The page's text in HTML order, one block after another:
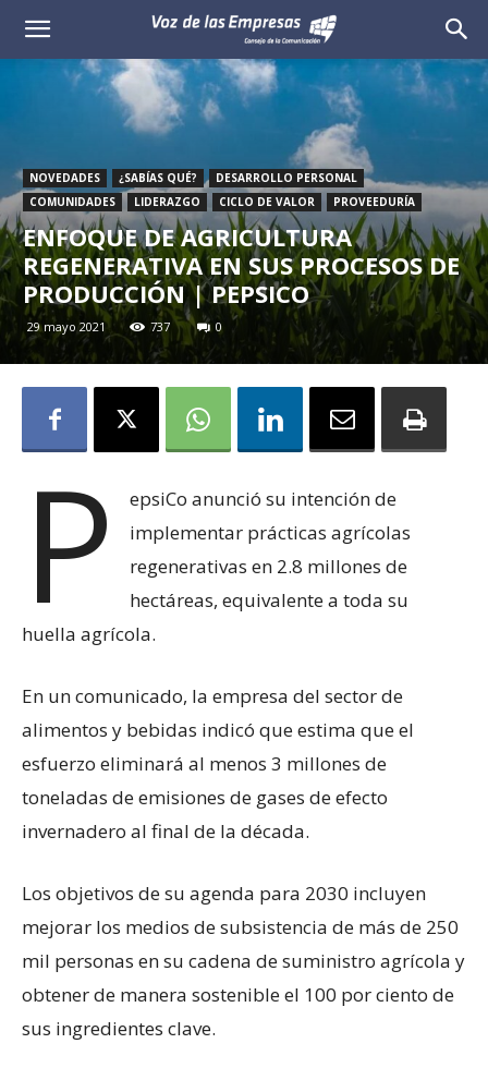
Voz
Empresas
NOVEDADES ¿SABÍAS QUÉ?
DESARROLLO PERSONAL
COMUNIDADES
LIDERAZGO CICLO DE VALOR PROVEEDURÍA
ENFOQUE DE AGRICULTURA
REGENERATIVA EN SUS PROCESOS DE
PRODUCCIÓN | PEPSICO
29 mayo 2021 737 0
P
epsiCo anunció su intención de
implementar prácticas agrícolas
regenerativas en 2.8 millones de
hectáreas, equivalente a toda su
huella agrícola.
En un comunicado, la empresa del sector de
alimentos y bebidas indicó que estima que el
esfuerzo eliminará al menos 3 millones de
toneladas de emisiones de gases de efecto
invernadero al final de la década.
Los objetivos de su agenda para 2030 incluyen
mejorar los medios de subsistencia de más de 250
mil personas en su cadena de suministro agrícola y
obtener de manera sostenible el 100 por ciento de
sus ingredientes clave.